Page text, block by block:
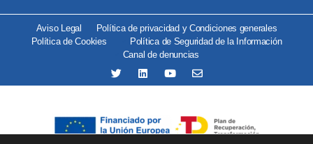
Aviso Legal
Política de privacidad y Condiciones generales
Política de Cookies
Política de Seguridad de la Información
Canal de denuncias